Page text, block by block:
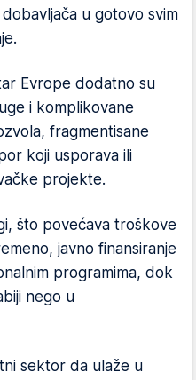
u gotovo svim
Evrope dodatno su
i komplikovane
fragmentisane
koji usporava ili
projekte.
što povećava troškove
javno finansiranje
programima, dok
nego u
sektor da ulaže u